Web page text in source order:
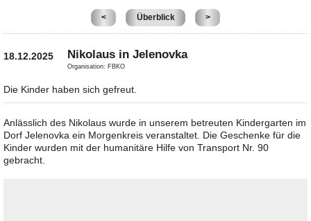
< Überblick >
18.12.2025 Nikolaus in Jelenovka
Organisation: FBKO
Die Kinder haben sich gefreut.
Anlässlich des Nikolaus wurde in unserem betreuten Kindergarten im
Dorf Jelenovka ein Morgenkreis veranstaltet. Die Geschenke für die
Kinder wurden mit der humanitäre Hilfe von Transport Nr. 90
gebracht.